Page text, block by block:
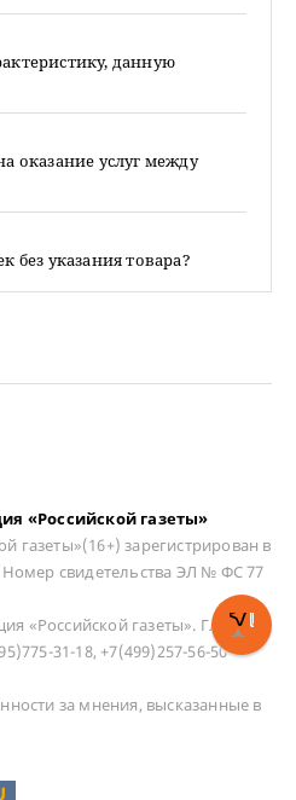
данную
оказание услуг между
без указания товара?
«Российской газеты»
газеты»(16+) зарегистрирован в
Номер свидетельства ЭЛ № ФС 77
«Российской газеты». Главный
31-18, +7(499)257-56-50
за мнения, высказанные в